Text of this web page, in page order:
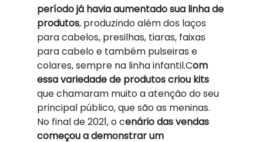
período já havia aumentado sua linha de
produtos, produzindo além dos laços
para cabelos, presilhas, tiaras, faixas
para cabelo e também pulseiras e
colares, sempre na linha infantil.Com
essa variedade de produtos criou kits
que chamaram muito a atenção do seu
principal público, que são as meninas.
No final de 2021, o cenário das vendas
começou a demonstrar um